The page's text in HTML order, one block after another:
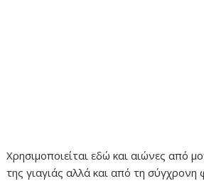
Χρησιμοποιείται εδώ και αιώνες από
της γιαγιάς αλλά και από τη σύγχρονη